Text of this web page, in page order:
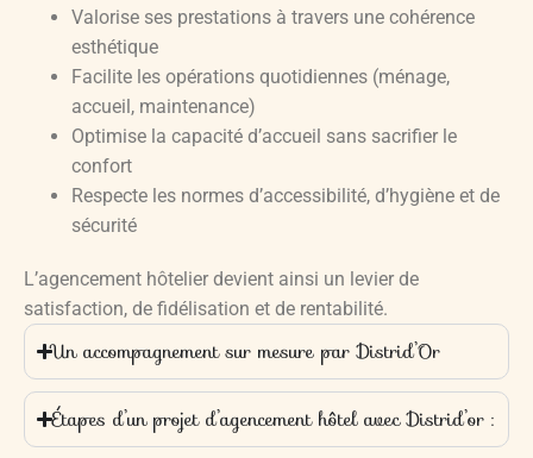
Valorise ses prestations à travers une cohérence
esthétique
Facilite les opérations quotidiennes (ménage,
accueil, maintenance)
Optimise la capacité d’accueil sans sacrifier le
confort
Respecte les normes d’accessibilité, d’hygiène et de
sécurité
L’agencement hôtelier devient ainsi un levier de
satisfaction, de fidélisation et de rentabilité.
Un accompagnement sur mesure par Distrid’Or
Étapes d’un projet d’agencement hôtel avec Distrid’or :